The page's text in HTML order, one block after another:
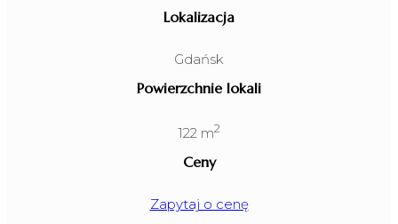
Lokalizacja
Gdańsk
Powierzchnie lokali
122 m2
Ceny
Zapytaj o cenę